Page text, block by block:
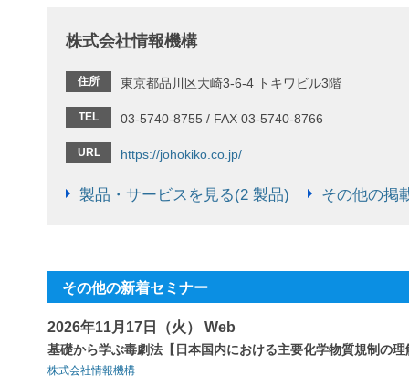
株式会社情報機構
住所 東京都品川区大崎3-6-4 トキワビル3階
TEL 03-5740-8755 / FAX 03-5740-8766
URL https://johokiko.co.jp/
製品・サービスを見る(2 製品) その他の掲
その他の新着セミナー
2026年11月17日（火） Web
基礎から学ぶ毒劇法【日本国内における主要化学物質規制の
株式会社情報機構